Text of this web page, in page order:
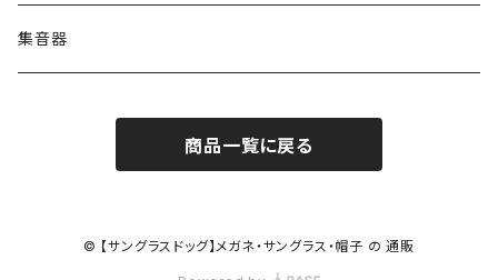
adidas アディダス
CHARME (シャルム)
OAkley オークリー
アーバンリサーチ URBAN RESEARCH
ポロ ラルフローレン Polo Ralph Lauren
ニューバランス NEWBALANCE
コンバース CONVERSE
S-size
サングラス
集音器
商品一覧に戻る
© 【サングラスドッグ】メガネ・サングラス・帽子 の 通販